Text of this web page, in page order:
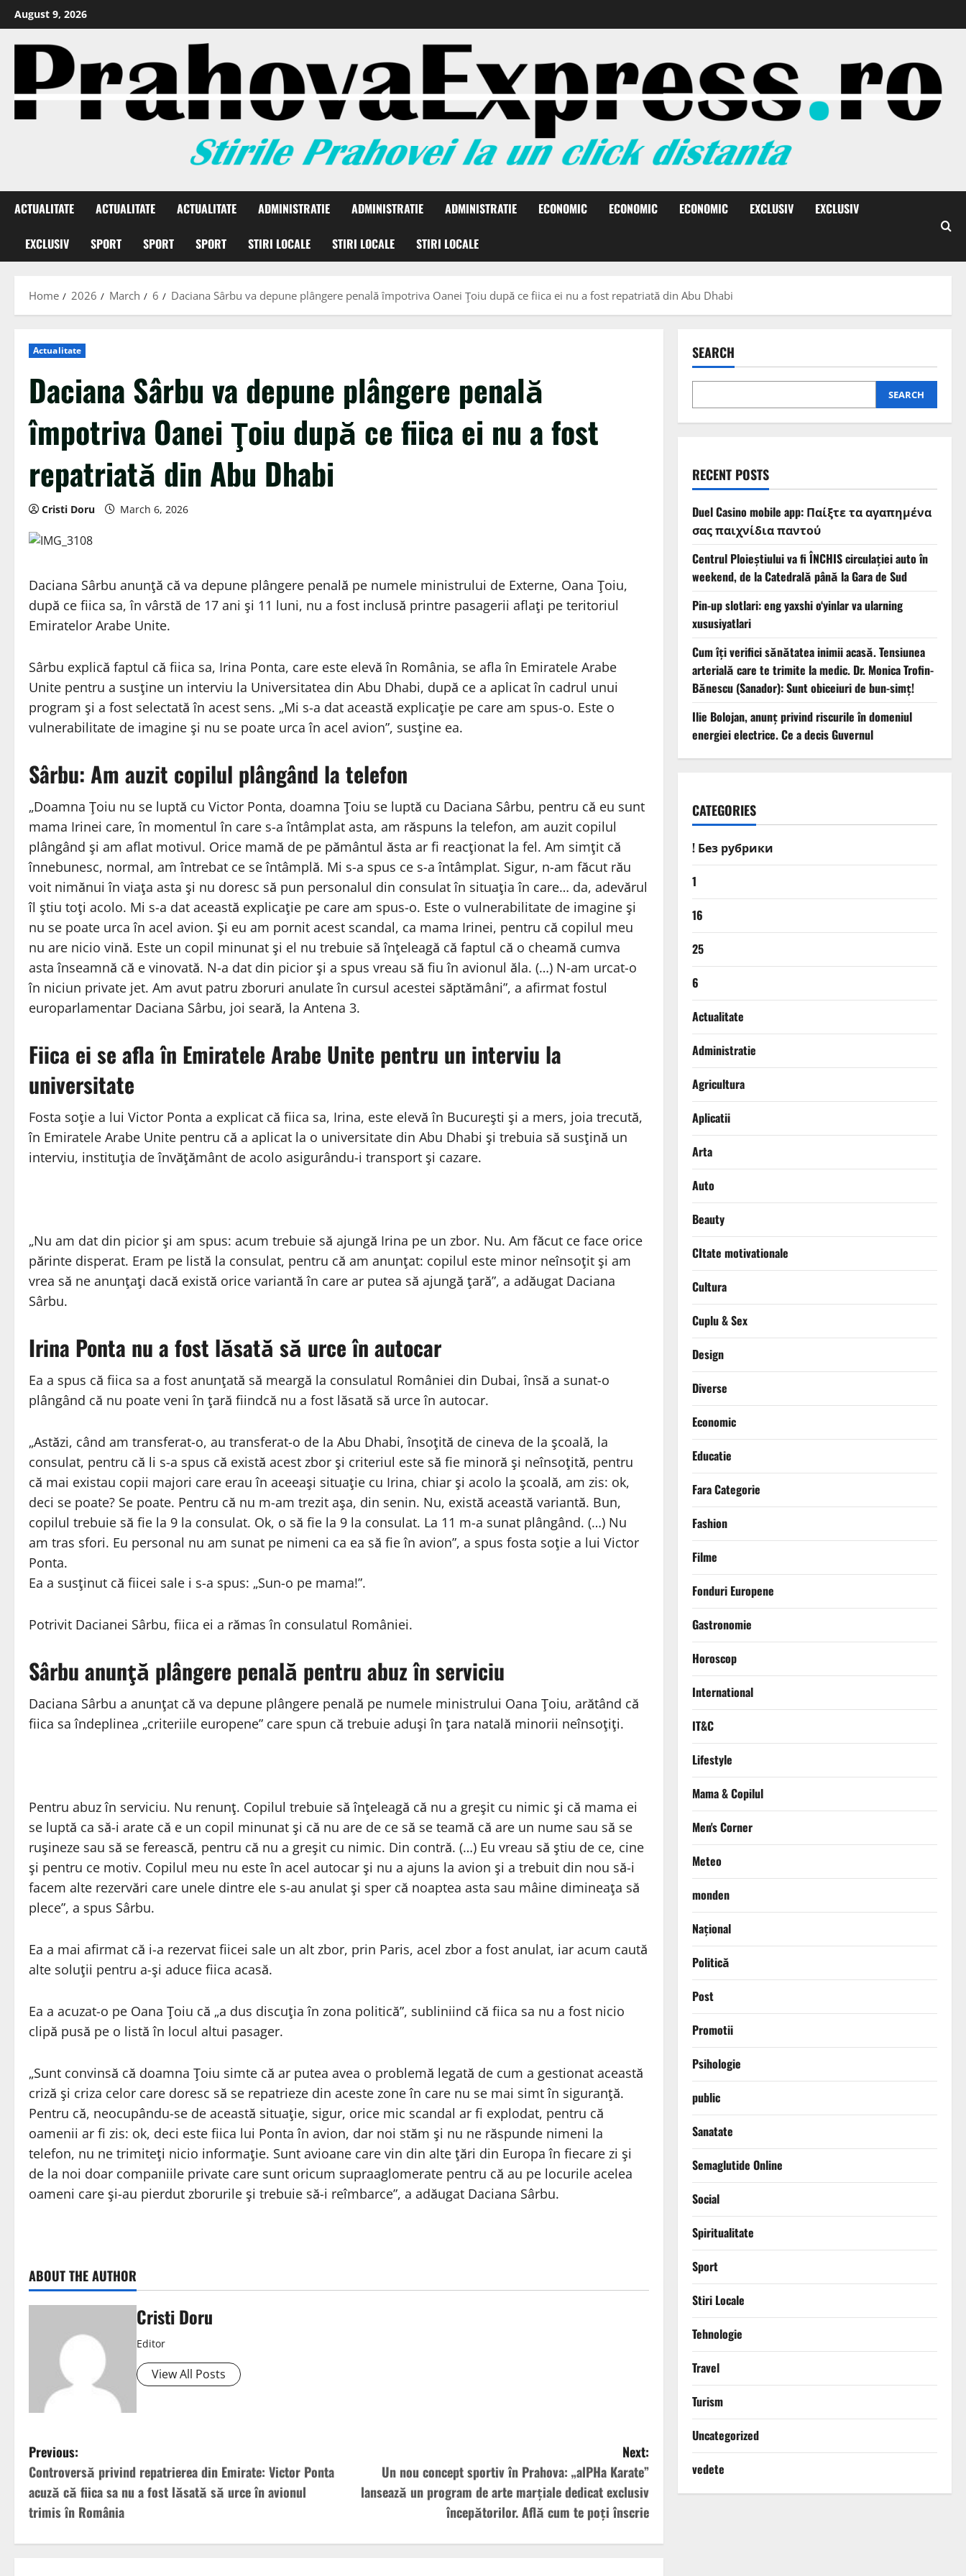
August 9, 2026
ACTUALITATE ACTUALITATE ACTUALITATE ADMINISTRATIE ADMINISTRATIE ADMINISTRATIE ECONOMIC ECONOMIC ECONOMIC EXCLUSIV EXCLUSIV
EXCLUSIV SPORT SPORT SPORT STIRI LOCALE STIRI LOCALE STIRI LOCALE
Home 2026 March 6 Daciana Sârbu va depune plângere penală împotriva Oanei Ţoiu după ce fiica ei nu a fost repatriată din Abu Dhabi
Actualitate
Daciana Sârbu va depune plângere penală
împotriva Oanei Ţoiu după ce fiica ei nu a fost
repatriată din Abu Dhabi
Cristi Doru March 6, 2026
Daciana Sârbu anunţă că va depune plângere penală pe numele ministrului de Externe, Oana Ţoiu,
după ce fiica sa, în vârstă de 17 ani şi 11 luni, nu a fost inclusă printre pasagerii aflaţi pe teritoriul
Emiratelor Arabe Unite.
Sârbu explică faptul că fiica sa, Irina Ponta, care este elevă în România, se afla în Emiratele Arabe
Unite pentru a susţine un interviu la Universitatea din Abu Dhabi, după ce a aplicat în cadrul unui
program şi a fost selectată în acest sens. „Mi s-a dat această explicaţie pe care am spus-o. Este o
vulnerabilitate de imagine şi nu se poate urca în acel avion”, susţine ea.
Sârbu: Am auzit copilul plângând la telefon
„Doamna Ţoiu nu se luptă cu Victor Ponta, doamna Ţoiu se luptă cu Daciana Sârbu, pentru că eu sunt
mama Irinei care, în momentul în care s-a întâmplat asta, am răspuns la telefon, am auzit copilul
plângând şi am aflat motivul. Orice mamă de pe pământul ăsta ar fi reacţionat la fel. Am simţit că
înnebunesc, normal, am întrebat ce se întâmplă. Mi s-a spus ce s-a întâmplat. Sigur, n-am făcut rău
voit nimănui în viaţa asta şi nu doresc să pun personalul din consulat în situaţia în care… da, adevărul
îl ştiu toţi acolo. Mi s-a dat această explicaţie pe care am spus-o. Este o vulnerabilitate de imagine şi
nu se poate urca în acel avion. Şi eu am pornit acest scandal, ca mama Irinei, pentru că copilul meu
nu are nicio vină. Este un copil minunat şi el nu trebuie să înţeleagă că faptul că o cheamă cumva
asta înseamnă că e vinovată. N-a dat din picior şi a spus vreau să fiu în avionul ăla. (…) N-am urcat-o
în niciun private jet. Am avut patru zboruri anulate în cursul acestei săptămâni”, a afirmat fostul
europarlamentar Daciana Sârbu, joi seară, la Antena 3.
Fiica ei se afla în Emiratele Arabe Unite pentru un interviu la
universitate
Fosta soţie a lui Victor Ponta a explicat că fiica sa, Irina, este elevă în Bucureşti şi a mers, joia trecută,
în Emiratele Arabe Unite pentru că a aplicat la o universitate din Abu Dhabi şi trebuia să susţină un
interviu, instituţia de învăţământ de acolo asigurându-i transport şi cazare.
„Nu am dat din picior şi am spus: acum trebuie să ajungă Irina pe un zbor. Nu. Am făcut ce face orice
părinte disperat. Eram pe listă la consulat, pentru că am anunţat: copilul este minor neînsoţit şi am
vrea să ne anunţaţi dacă există orice variantă în care ar putea să ajungă ţară”, a adăugat Daciana
Sârbu.
Irina Ponta nu a fost lăsată să urce în autocar
Ea a spus că fiica sa a fost anunţată să meargă la consulatul României din Dubai, însă a sunat-o
plângând că nu poate veni în ţară fiindcă nu a fost lăsată să urce în autocar.
„Astăzi, când am transferat-o, au transferat-o de la Abu Dhabi, însoţită de cineva de la şcoală, la
consulat, pentru că li s-a spus că există acest zbor şi criteriul este să fie minoră şi neînsoţită, pentru
că mai existau copii majori care erau în aceeaşi situaţie cu Irina, chiar şi acolo la şcoală, am zis: ok,
deci se poate? Se poate. Pentru că nu m-am trezit aşa, din senin. Nu, există această variantă. Bun,
copilul trebuie să fie la 9 la consulat. Ok, o să fie la 9 la consulat. La 11 m-a sunat plângând. (…) Nu
am tras sfori. Eu personal nu am sunat pe nimeni ca ea să fie în avion”, a spus fosta soţie a lui Victor
Ponta.
Ea a susţinut că fiicei sale i s-a spus: „Sun-o pe mama!”.
Potrivit Dacianei Sârbu, fiica ei a rămas în consulatul României.
Sârbu anunţă plângere penală pentru abuz în serviciu
Daciana Sârbu a anunţat că va depune plângere penală pe numele ministrului Oana Ţoiu, arătând că
fiica sa îndeplinea „criteriile europene” care spun că trebuie aduşi în ţara natală minorii neînsoţiţi.
Pentru abuz în serviciu. Nu renunţ. Copilul trebuie să înţeleagă că nu a greşit cu nimic şi că mama ei
se luptă ca să-i arate că e un copil minunat şi că nu are de ce să se teamă că are un nume sau să se
ruşineze sau să se ferească, pentru că nu a greşit cu nimic. Din contră. (…) Eu vreau să ştiu de ce, cine
şi pentru ce motiv. Copilul meu nu este în acel autocar şi nu a ajuns la avion şi a trebuit din nou să-i
facem alte rezervări care unele dintre ele s-au anulat şi sper că noaptea asta sau mâine dimineaţa să
plece”, a spus Sârbu.
Ea a mai afirmat că i-a rezervat fiicei sale un alt zbor, prin Paris, acel zbor a fost anulat, iar acum caută
alte soluţii pentru a-şi aduce fiica acasă.
Ea a acuzat-o pe Oana Ţoiu că „a dus discuţia în zona politică”, subliniind că fiica sa nu a fost nicio
clipă pusă pe o listă în locul altui pasager.
„Sunt convinsă că doamna Ţoiu simte că ar putea avea o problemă legată de cum a gestionat această
criză şi criza celor care doresc să se repatrieze din aceste zone în care nu se mai simt în siguranţă.
Pentru că, neocupându-se de această situaţie, sigur, orice mic scandal ar fi explodat, pentru că
oamenii ar fi zis: ok, deci este fiica lui Ponta în avion, dar noi stăm şi nu ne răspunde nimeni la
telefon, nu ne trimiteţi nicio informaţie. Sunt avioane care vin din alte ţări din Europa în fiecare zi şi
de la noi doar companiile private care sunt oricum supraaglomerate pentru că au pe locurile acelea
oameni care şi-au pierdut zborurile şi trebuie să-i reîmbarce”, a adăugat Daciana Sârbu.
ABOUT THE AUTHOR
Cristi Doru
Editor
View All Posts
Previous:
Controversă privind repatrierea din Emirate: Victor Ponta
acuză că fiica sa nu a fost lăsată să urce în avionul
trimis în România
Next:
Un nou concept sportiv în Prahova: „alPHa Karate”
lansează un program de arte marțiale dedicat exclusiv
începătorilor. Află cum te poți înscrie
SEARCH
SEARCH
RECENT POSTS
Duel Casino mobile app: Παίξτε τα αγαπημένα
σας παιχνίδια παντού
Centrul Ploieștiului va fi ÎNCHIS circulației auto în
weekend, de la Catedrală până la Gara de Sud
Pin-up slotlari: eng yaxshi o‘yinlar va ularning
xususiyatlari
Cum îți verifici sănătatea inimii acasă. Tensiunea
arterială care te trimite la medic. Dr. Monica Trofin-
Bănescu (Sanador): Sunt obiceiuri de bun-simț!
Ilie Bolojan, anunț privind riscurile în domeniul
energiei electrice. Ce a decis Guvernul
CATEGORIES
! Без рубрики
1
16
25
6
Actualitate
Administratie
Agricultura
Aplicatii
Arta
Auto
Beauty
CItate motivationale
Cultura
Cuplu & Sex
Design
Diverse
Economic
Educatie
Fara Categorie
Fashion
Filme
Fonduri Europene
Gastronomie
Horoscop
International
IT&C
Lifestyle
Mama & Copilul
Men's Corner
Meteo
monden
Național
Politică
Post
Promotii
Psihologie
public
Sanatate
Semaglutide Online
Social
Spiritualitate
Sport
Stiri Locale
Tehnologie
Travel
Turism
Uncategorized
vedete